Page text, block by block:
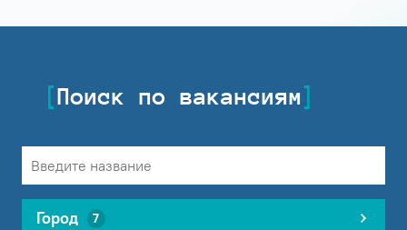
Поиск по вакансиям
Город 7